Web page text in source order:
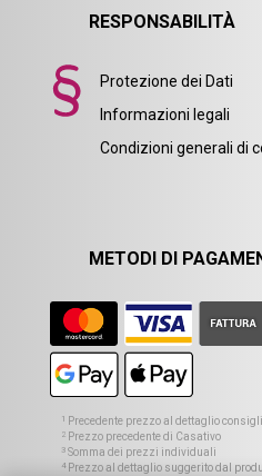
RESPONSABILITÀ
Protezione dei Dati
Informazioni legali
Condizioni generali di
METODI DI
1 Precedente prezzo al dettaglio
2 Prezzo precedente di Casativo
3 Somma dei prezzi individuali
4 Prezzo al dettaglio suggerito dal